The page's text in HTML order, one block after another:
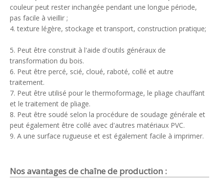
couleur peut rester inchangée pendant une longue période,
pas facile à vieillir ;
4. texture légère, stockage et transport, construction pratique;
5. Peut être construit à l'aide d'outils généraux de
transformation du bois.
6. Peut être percé, scié, cloué, raboté, collé et autre
traitement.
7. Peut être utilisé pour le thermoformage, le pliage chauffant
et le traitement de pliage.
8. Peut être soudé selon la procédure de soudage générale et
peut également être collé avec d'autres matériaux PVC.
9. A une surface rugueuse et est également facile à imprimer.
Nos avantages de chaîne de production :